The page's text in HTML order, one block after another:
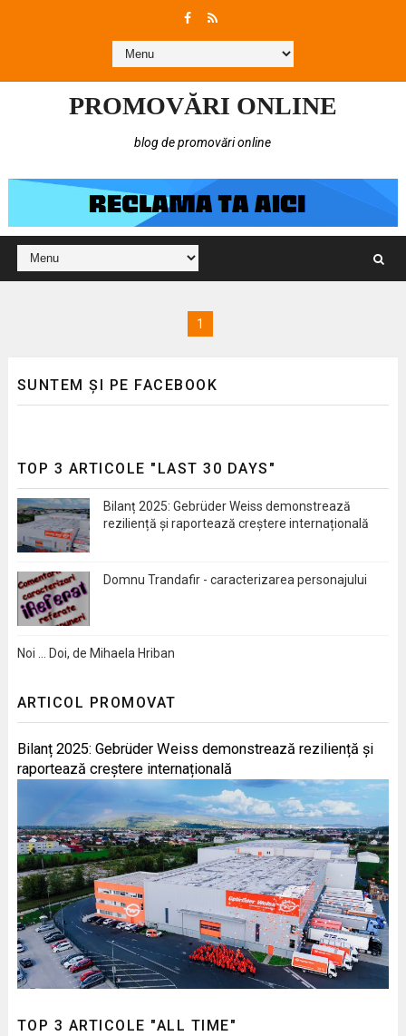
PROMOVĂRI ONLINE
blog de promovări online
1
SUNTEM ȘI PE FACEBOOK
TOP 3 ARTICOLE "LAST 30 DAYS"
Bilanț 2025: Gebrüder Weiss demonstrează
reziliență și raportează creștere internațională
Domnu Trandafir - caracterizarea personajului
Noi … Doi, de Mihaela Hriban
ARTICOL PROMOVAT
Bilanț 2025: Gebrüder Weiss demonstrează reziliență și
raportează creștere internațională
TOP 3 ARTICOLE "ALL TIME"